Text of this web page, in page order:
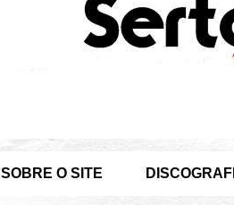
SOBRE O SITE